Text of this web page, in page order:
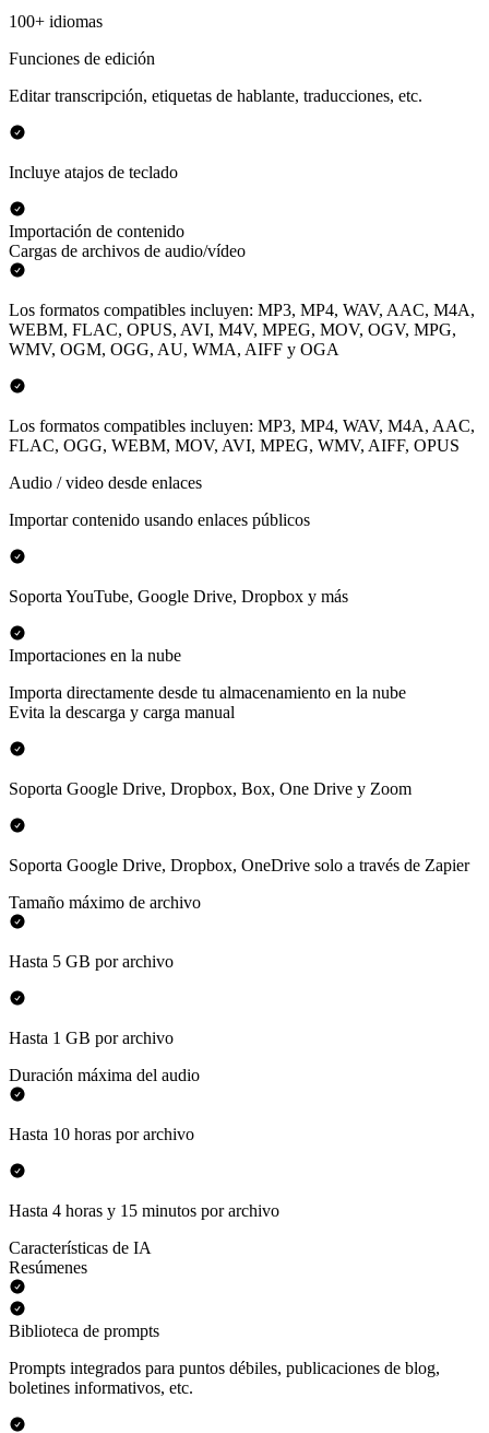
100+ idiomas
Funciones de edición
Editar transcripción, etiquetas de hablante, traducciones, etc.
Incluye atajos de teclado
Importación de contenido
Cargas de archivos de audio/vídeo
Los formatos compatibles incluyen: MP3, MP4, WAV, AAC, M4A,
WEBM, FLAC, OPUS, AVI, M4V, MPEG, MOV, OGV, MPG,
WMV, OGM, OGG, AU, WMA, AIFF y OGA
Los formatos compatibles incluyen: MP3, MP4, WAV, M4A, AAC,
FLAC, OGG, WEBM, MOV, AVI, MPEG, WMV, AIFF, OPUS
Audio / video desde enlaces
Importar contenido usando enlaces públicos
Soporta YouTube, Google Drive, Dropbox y más
Importaciones en la nube
Importa directamente desde tu almacenamiento en la nube
Evita la descarga y carga manual
Soporta Google Drive, Dropbox, Box, One Drive y Zoom
Soporta Google Drive, Dropbox, OneDrive solo a través de Zapier
Tamaño máximo de archivo
Hasta 5 GB por archivo
Hasta 1 GB por archivo
Duración máxima del audio
Hasta 10 horas por archivo
Hasta 4 horas y 15 minutos por archivo
Características de IA
Resúmenes
Biblioteca de prompts
Prompts integrados para puntos débiles, publicaciones de blog,
boletines informativos, etc.